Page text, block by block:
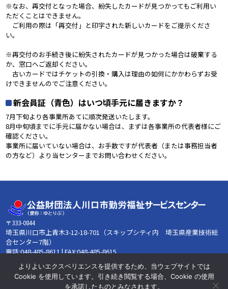
※なお、再交付となった場合、紛失したカードが見つかってもご利用い
ただくことはできません。
ご利用の際は「再交付」と印字された新しいカードをご提示くださ
い。
※再交付のお手続き後に紛失されたカードが見つかった場合は破棄する
か、窓口へご返却ください。
古いカードではチケットの引換・購入は理由の如何にかかわらずお受
けできませんのでご注意ください。
新会員証（青色）はいつ頃手元に届きますか？
7月下旬より各事業所あてに順次発送いたします。
8月中旬頃までに手元に届かない場合は、まずは各事業所の代表者様にご
確認ください。
事業所に届いていない場合は、お手数ですが代表者（または事務担当者
の方など）より当センターまでお問い合わせください。
〒333-0844
埼玉県川口市上青木3-12-18-701（スキップシティ内 埼玉県産業技術総
合センター7階）
電話:048-485-8611 | FAX:048-485-8615
【営業時間】午前8時30分~午後5時15分 【営業日】月～金曜日 【休
業日】土・日・祝日・12/29～1/3
よりよいエクスペリエンスを提供するため、当ウェブサイトでは
Cookie を使用しています。引き続き閲覧する場合、Cookie の使用
を承諾したものとみなされます。